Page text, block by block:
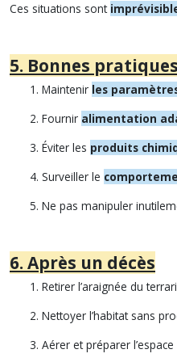
Ces situations sont
5. Bonnes
Maintenir les
Fournir alimentation
Éviter les produits
Surveiller le
Ne pas manipuler
6. Après un décès
Retirer l’araignée du
Nettoyer l’habitat sans
Aérer et préparer